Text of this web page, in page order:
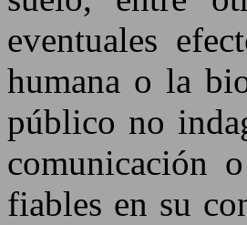
eventuales
humana o la
público no
comunicación
fiables en su